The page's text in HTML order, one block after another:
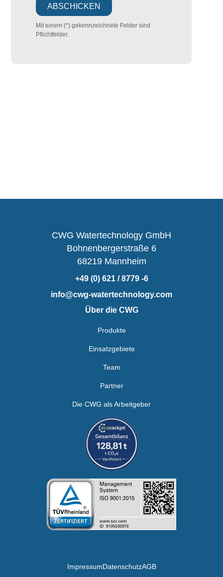
Mit einem (*) gekennzeichnete Felder sind
Pflichtfelder.
CWG Watertechnology GmbH
Bohnenbergerstraße 6
68219 Mannheim
+49 (0) 621 / 8779 -6
info@cwg-watertechnology.com
Über die CWG
Produkte
Einsatzgebiete
Team
Partner
Die CWG als Arbeitgeber
ImpressumDatenschutzAGB